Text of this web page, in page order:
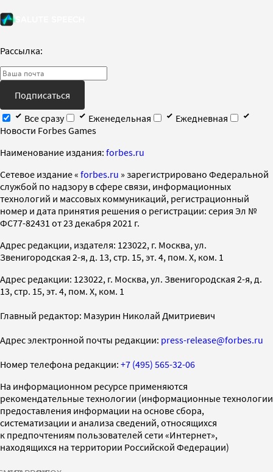
Рассылка:
Подписаться
Все сразу
Еженедельная
Ежедневная
Новости Forbes Games
Наименование издания: forbes.ru
Cетевое издание « forbes.ru » зарегистрировано Федеральной
службой по надзору в сфере связи, информационных
технологий и массовых коммуникаций, регистрационный
номер и дата принятия решения о регистрации: серия Эл №
ФС77-82431 от 23 декабря 2021 г.
Адрес редакции, издателя: 123022, г. Москва, ул.
Звенигородская 2-я, д. 13, стр. 15, эт. 4, пом. X, ком. 1
Адрес редакции: 123022, г. Москва, ул. Звенигородская 2-я, д.
13, стр. 15, эт. 4, пом. X, ком. 1
Главный редактор: Мазурин Николай Дмитриевич
Адрес электронной почты редакции: press-release@forbes.ru
Номер телефона редакции: +7 (495) 565-32-06
На информационном ресурсе применяются
рекомендательные технологии (информационные технологии
предоставления информации на основе сбора,
систематизации и анализа сведений, относящихся
к предпочтениям пользователей сети «Интернет»,
находящихся на территории Российской Федерации)